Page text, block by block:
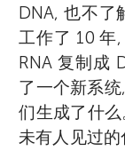
DNA, 也不了
工作了 10 年
RNA 复制成
了一个新系
们生成了什
未有人见过